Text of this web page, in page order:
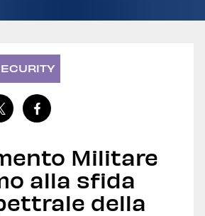
Militare
alla sfida
della